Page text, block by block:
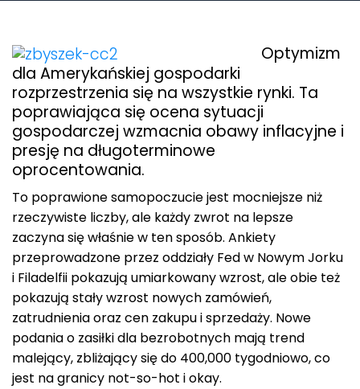
Optymizm
dla Amerykańskiej gospodarki
rozprzestrzenia się na wszystkie rynki. Ta
poprawiająca się ocena sytuacji
gospodarczej wzmacnia obawy inflacyjne i
presję na długoterminowe
oprocentowania.
To poprawione samopoczucie jest mocniejsze niż
rzeczywiste liczby, ale każdy zwrot na lepsze
zaczyna się właśnie w ten sposób. Ankiety
przeprowadzone przez oddziały Fed w Nowym Jorku
i Filadelfii pokazują umiarkowany wzrost, ale obie też
pokazują stały wzrost nowych zamówień,
zatrudnienia oraz cen zakupu i sprzedaży. Nowe
podania o zasiłki dla bezrobotnych mają trend
malejący, zbliżający się do 400,000 tygodniowo, co
jest na granicy not-so-hot i okay.